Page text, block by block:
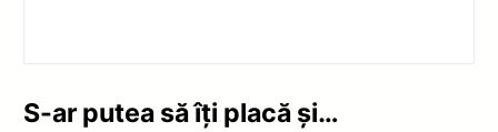
S-ar putea să îți placă și…